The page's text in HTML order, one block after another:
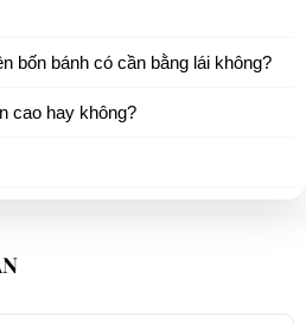
bốn bánh có cần bằng lái không?
cao hay không?